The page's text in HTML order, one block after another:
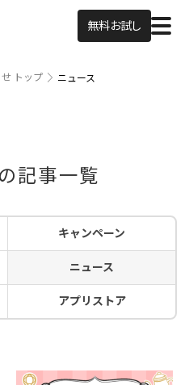
無料お試し
トップ ニュース
記事一覧
キャンペーン
ニュース
アプリストア